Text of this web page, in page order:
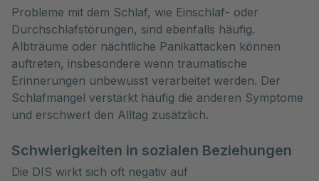
Probleme mit dem Schlaf, wie Einschlaf- oder
Durchschlafstörungen, sind ebenfalls häufig.
Albträume oder nächtliche Panikattacken können
auftreten, insbesondere wenn traumatische
Erinnerungen unbewusst verarbeitet werden. Der
Schlafmangel verstärkt häufig die anderen Symptome
und erschwert den Alltag zusätzlich.
Schwierigkeiten in sozialen Beziehungen
Die DIS wirkt sich oft negativ auf